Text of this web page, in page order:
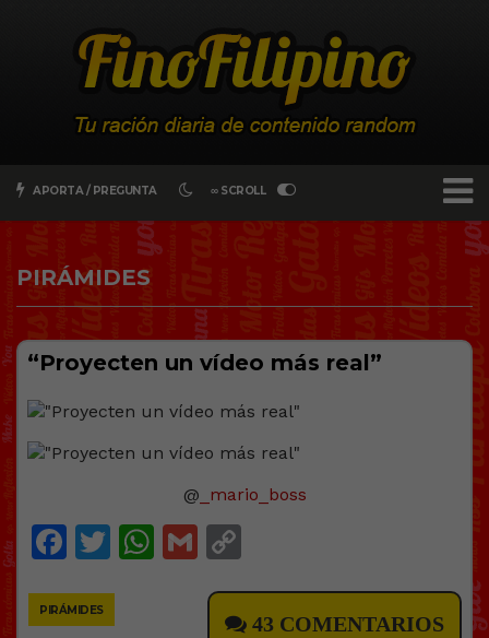
APORTA / PREGUNTA ∞ SCROLL
PIRÁMIDES
“Proyecten un vídeo más real”
@ _mario_boss
Facebook
Twitter
WhatsApp
Gmail
PIRÁMIDES
43 COMENTARIOS